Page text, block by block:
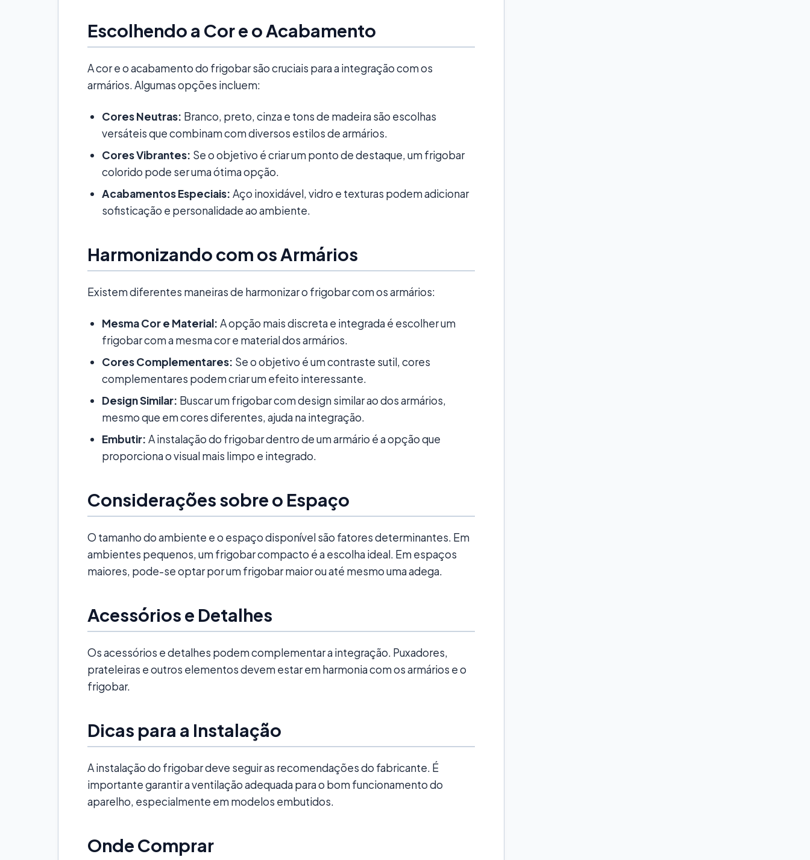
Escolhendo a Cor e o Acabamento
A cor e o acabamento do frigobar são cruciais para a integração com os
armários. Algumas opções incluem:
Cores Neutras: Branco, preto, cinza e tons de madeira são escolhas
versáteis que combinam com diversos estilos de armários.
Cores Vibrantes: Se o objetivo é criar um ponto de destaque, um frigobar
colorido pode ser uma ótima opção.
Acabamentos Especiais: Aço inoxidável, vidro e texturas podem adicionar
sofisticação e personalidade ao ambiente.
Harmonizando com os Armários
Existem diferentes maneiras de harmonizar o frigobar com os armários:
Mesma Cor e Material: A opção mais discreta e integrada é escolher um
frigobar com a mesma cor e material dos armários.
Cores Complementares: Se o objetivo é um contraste sutil, cores
complementares podem criar um efeito interessante.
Design Similar: Buscar um frigobar com design similar ao dos armários,
mesmo que em cores diferentes, ajuda na integração.
Embutir: A instalação do frigobar dentro de um armário é a opção que
proporciona o visual mais limpo e integrado.
Considerações sobre o Espaço
O tamanho do ambiente e o espaço disponível são fatores determinantes. Em
ambientes pequenos, um frigobar compacto é a escolha ideal. Em espaços
maiores, pode-se optar por um frigobar maior ou até mesmo uma adega.
Acessórios e Detalhes
Os acessórios e detalhes podem complementar a integração. Puxadores,
prateleiras e outros elementos devem estar em harmonia com os armários e o
frigobar.
Dicas para a Instalação
A instalação do frigobar deve seguir as recomendações do fabricante. É
importante garantir a ventilação adequada para o bom funcionamento do
aparelho, especialmente em modelos embutidos.
Onde Comprar